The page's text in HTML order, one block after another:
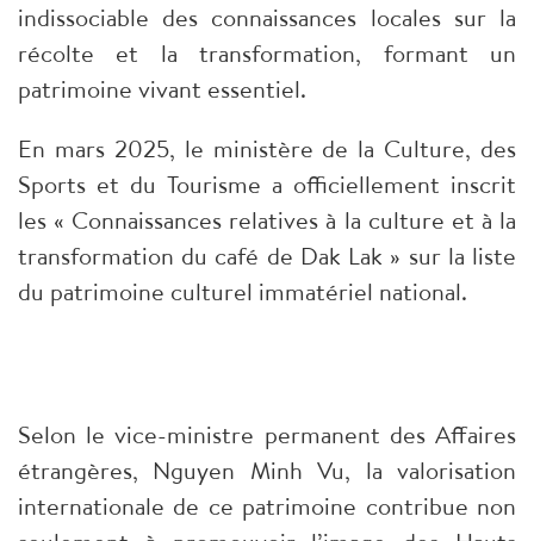
indissociable des connaissances locales sur la
récolte et la transformation, formant un
patrimoine vivant essentiel.
En mars 2025, le ministère de la Culture, des
Sports et du Tourisme a officiellement inscrit
les « Connaissances relatives à la culture et à la
transformation du café de Dak Lak » sur la liste
du patrimoine culturel immatériel national.
Selon le vice-ministre permanent des Affaires
étrangères, Nguyen Minh Vu, la valorisation
internationale de ce patrimoine contribue non